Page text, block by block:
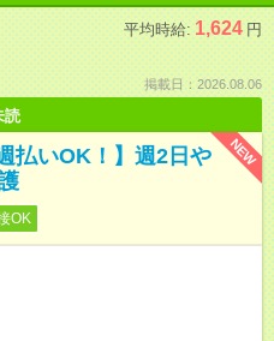
平均時給: 1,624 円
掲載日：2026.08.06
読
NEW
払いOK！】週2日や
OK